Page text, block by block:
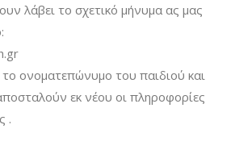
λάβει το σχετικό μήνυμα ας μας
ονοματεπώνυμο του παιδιού και
εκ νέου οι πληροφορίες
.